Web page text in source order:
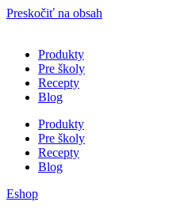
Preskočiť na obsah
Produkty
Pre školy
Recepty
Blog
Produkty
Pre školy
Recepty
Blog
Eshop